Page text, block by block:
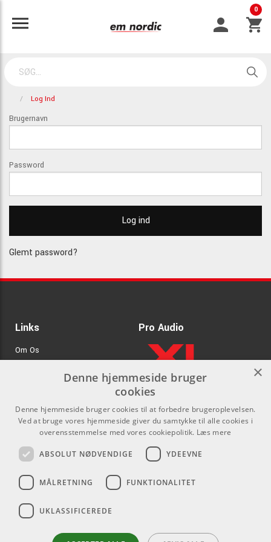
0
Log Ind
Brugernavn
Password
Glemt password?
Links
Om Os
GDPR & Cookies
Pro Audio
.
Kontakt
Som privatperson kan du ikke
købe på denne hjemmeside, alt
forhandlere.
info@emnordic.dk
Sociale medier
×
Denne hjemmeside bruger
cookies
Denne hjemmeside bruger cookies til at forbedre brugeroplevelsen.
Ved at bruge vores hjemmeside giver du samtykke til alle cookies i
overensstemmelse med vores cookiepolitik. Læs mere
ABSOLUT NØDVENDIGE YDEEVNE
MÅLRETNING FUNKTIONALITET
UKLASSIFICEREDE